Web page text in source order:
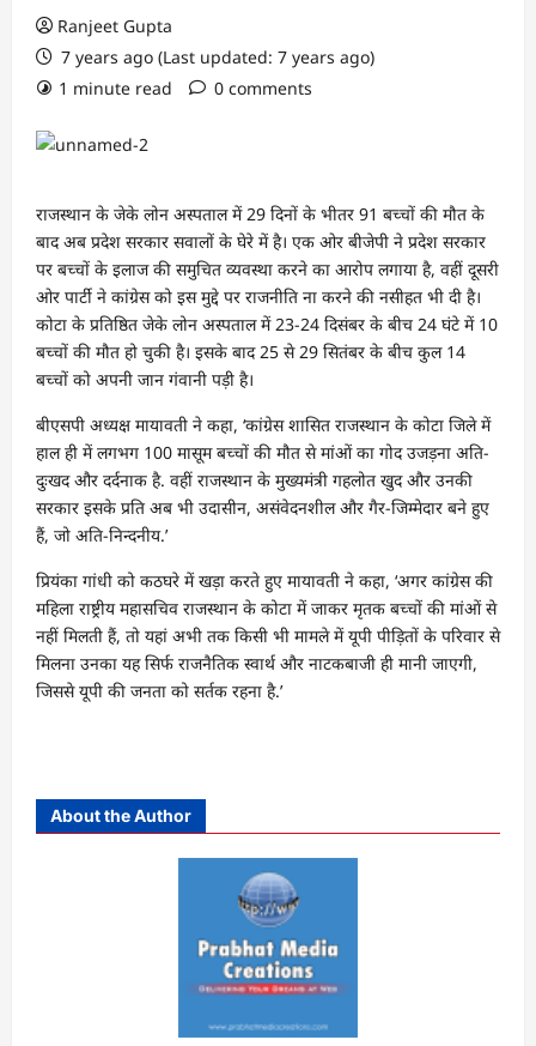
Ranjeet Gupta
7 years ago (Last updated: 7 years ago)
1 minute read
0 comments
राजस्थान के जेके लोन अस्पताल में 29 दिनों के भीतर 91 बच्चों की मौत के
बाद अब प्रदेश सरकार सवालों के घेरे में है। एक ओर बीजेपी ने प्रदेश सरकार
पर बच्चों के इलाज की समुचित व्यवस्था करने का आरोप लगाया है, वहीं दूसरी
ओर पार्टी ने कांग्रेस को इस मुद्दे पर राजनीति ना करने की नसीहत भी दी है।
कोटा के प्रतिष्ठित जेके लोन अस्पताल में 23-24 दिसंबर के बीच 24 घंटे में 10
बच्चों की मौत हो चुकी है। इसके बाद 25 से 29 सितंबर के बीच कुल 14
बच्चों को अपनी जान गंवानी पड़ी है।
बीएसपी अध्यक्ष मायावती ने कहा, ‘कांग्रेस शासित राजस्थान के कोटा जिले में
हाल ही में लगभग 100 मासूम बच्चों की मौत से मांओं का गोद उजड़ना अति-
दुःखद और दर्दनाक है. वहीं राजस्थान के मुख्यमंत्री गहलोत खुद और उनकी
सरकार इसके प्रति अब भी उदासीन, असंवेदनशील और गैर-जिम्मेदार बने हुए
हैं, जो अति-निन्दनीय.’
प्रियंका गांधी को कठघरे में खड़ा करते हुए मायावती ने कहा, ‘अगर कांग्रेस की
महिला राष्ट्रीय महासचिव राजस्थान के कोटा में जाकर मृतक बच्चों की मांओं से
नहीं मिलती हैं, तो यहां अभी तक किसी भी मामले में यूपी पीड़ितों के परिवार से
मिलना उनका यह सिर्फ राजनैतिक स्वार्थ और नाटकबाजी ही मानी जाएगी,
जिससे यूपी की जनता को सर्तक रहना है.’
About the Author